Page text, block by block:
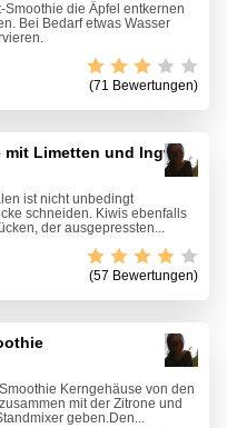
Smoothie die Äpfel entkernen
Bei Bedarf etwas Wasser
(71 Bewertungen)
Limetten und Ingwer
ist nicht unbedingt
schneiden. Kiwis ebenfalls
der ausgepressten...
(57 Bewertungen)
Kerngehäuse von den
mit der Zitrone und
geben.Den...